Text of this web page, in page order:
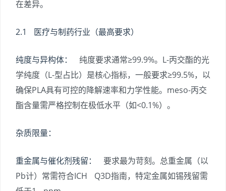
在差异。
2.1 医疗与制药行业（最高要求）
纯度与异构体：
纯度要求通常≥99.9%。L-丙交酯的光
学纯度（L-型占比）是核心指标，一般要求≥99.5%，以
确保PLA具有可控的降解速率和力学性能。meso-丙交
酯含量需严格控制在极低水平（如<0.1%）。
杂质限量：
重金属与催化剂残留：
要求最为苛刻。总重金属（以
Pb计）常需符合ICH Q3D指南，特定金属如锡残留需